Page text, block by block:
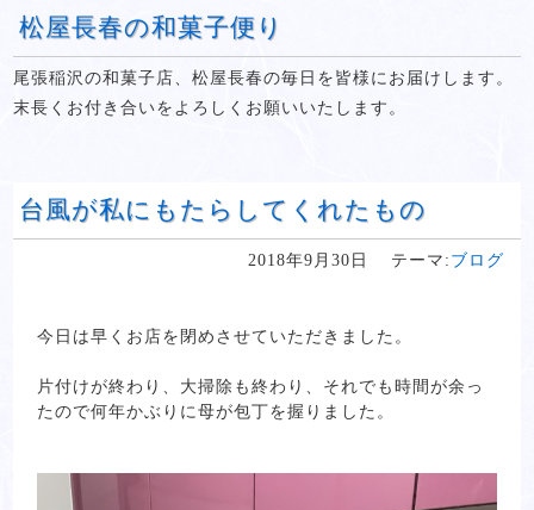
松屋長春の和菓子便り
尾張稲沢の和菓子店、松屋長春の毎日を皆様にお届けします。
末長くお付き合いをよろしくお願いいたします。
台風が私にもたらしてくれたもの
2018年9月30日 テーマ: ブログ
今日は早くお店を閉めさせていただきました。
片付けが終わり、大掃除も終わり、それでも時間が余っ
たので何年かぶりに母が包丁を握りました。